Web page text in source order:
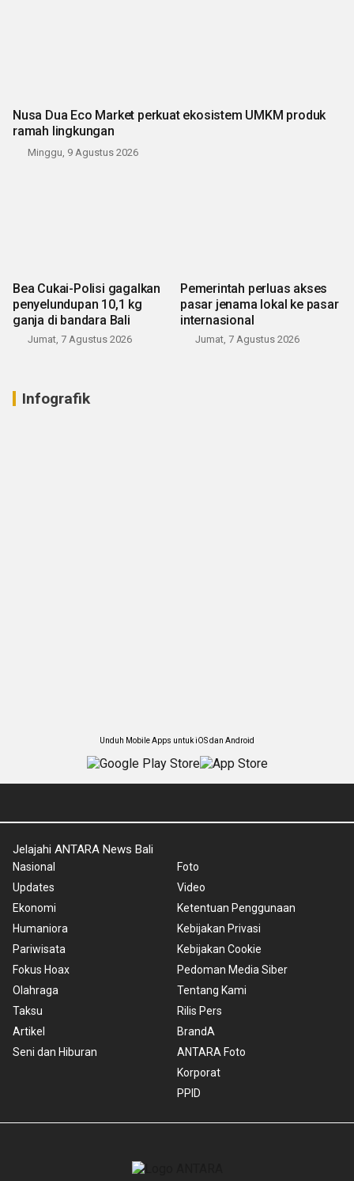
Nusa Dua Eco Market perkuat ekosistem UMKM produk
ramah lingkungan
Minggu, 9 Agustus 2026
Bea Cukai-Polisi gagalkan
penyelundupan 10,1 kg
ganja di bandara Bali
Jumat, 7 Agustus 2026
Pemerintah perluas akses
pasar jenama lokal ke pasar
internasional
Jumat, 7 Agustus 2026
Infografik
Unduh Mobile Apps untuk iOS dan Android
Jelajahi ANTARA News Bali
Nasional
Updates
Ekonomi
Humaniora
Pariwisata
Fokus Hoax
Olahraga
Taksu
Artikel
Seni dan Hiburan
Foto
Video
Ketentuan Penggunaan
Kebijakan Privasi
Kebijakan Cookie
Pedoman Media Siber
Tentang Kami
Rilis Pers
BrandA
ANTARA Foto
Korporat
PPID